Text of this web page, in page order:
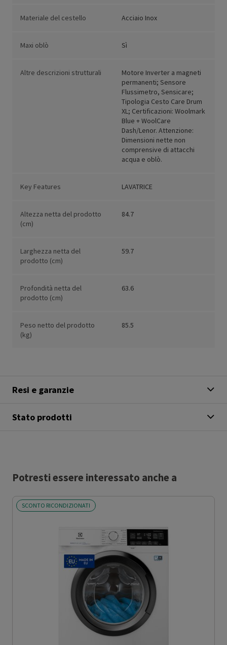
Materiale del cestello Acciaio Inox
Maxi oblò Sì
Altre descrizioni strutturali
Motore Inverter a magneti
permanenti; Sensore
Flussimetro, Sensicare;
Tipologia Cesto Care Drum
XL; Certificazioni: Woolmark
Blue + WoolCare
Dash/Lenor. Attenzione:
Dimensioni nette non
comprensive di attacchi
acqua e oblò.
Key Features LAVATRICE
Altezza netta del prodotto
(cm)
84.7
Larghezza netta del
prodotto (cm)
59.7
Profondità netta del
prodotto (cm)
63.6
Peso netto del prodotto
(kg)
85.5
Resi e garanzie
Stato prodotti
Potresti essere interessato anche a
SCONTO RICONDIZIONATI